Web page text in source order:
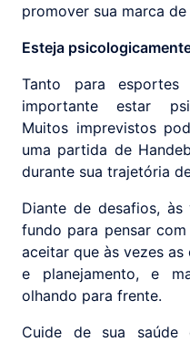
promover sua marca
Esteja
Tanto para
importante estar
Muitos imprevistos
uma partida de
durante sua trajetória
Diante de desafios, às
fundo para pensar
aceitar que às vezes
e planejamento, e
olhando para frente.
Cuide de sua saúde